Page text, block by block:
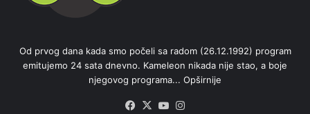
Od prvog dana kada smo počeli sa radom (26.12.1992) program
emitujemo 24 sata dnevno. Kameleon nikada nije stao, a boje
njegovog programa... Opširnije
Facebook
X YouTube